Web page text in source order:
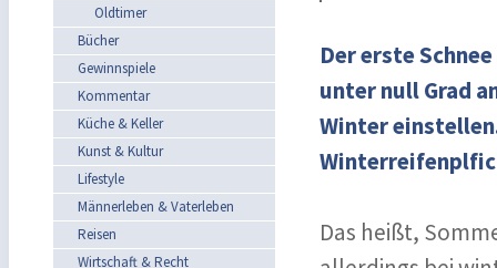
Oldtimer
Bücher
Gewinnspiele
Kommentar
Küche & Keller
Kunst & Kultur
Lifestyle
Männerleben & Vaterleben
Reisen
Wirtschaft & Recht
Der erste
unter null Grad
Winter
Das heißt,